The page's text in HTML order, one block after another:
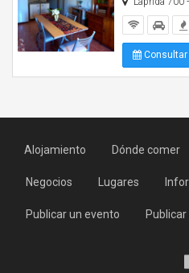
Consultar
Alojamiento Dónde comer
Negocios Lugares
Publicar un evento